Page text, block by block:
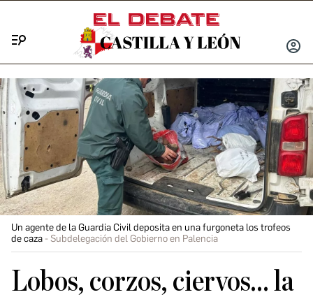
INICIAR
Un agente de la Guardia Civil deposita en una furgoneta los trofeos
de caza
Subdelegación del Gobierno en Palencia
Lobos, corzos, ciervos... la